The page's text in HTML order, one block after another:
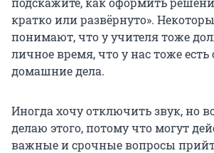
кратко или развёрнуто».
понимают, что у учителя тоже
личное время, что у нас тоже есть
домашние дела.
Иногда хочу отключить звук, но
делаю этого, потому что могут
важные и срочные вопросы